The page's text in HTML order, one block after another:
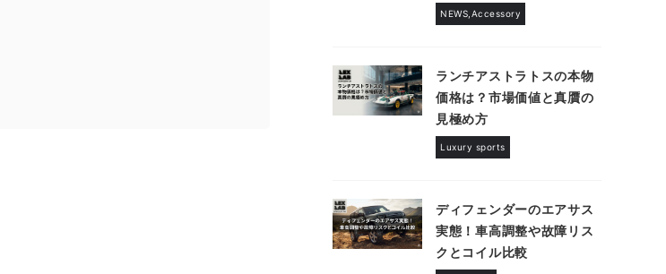
NEWS,Accessory
ランチアストラトスの本物
価格は？市場価値と真贋の
見極め方
Luxury sports
ディフェンダーのエアサス
実態！車高調整や故障リス
クとコイル比較